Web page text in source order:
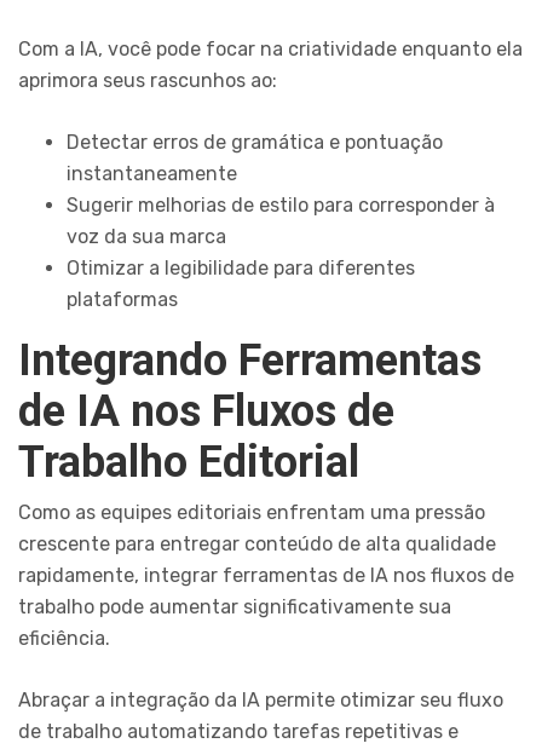
Com a IA, você pode focar na criatividade enquanto ela
aprimora seus rascunhos ao:
Detectar erros de gramática e pontuação
instantaneamente
Sugerir melhorias de estilo para corresponder à
voz da sua marca
Otimizar a legibilidade para diferentes
plataformas
Integrando Ferramentas
de IA nos Fluxos de
Trabalho Editorial
Como as equipes editoriais enfrentam uma pressão
crescente para entregar conteúdo de alta qualidade
rapidamente, integrar ferramentas de IA nos fluxos de
trabalho pode aumentar significativamente sua
eficiência.
Abraçar a integração da IA permite otimizar seu fluxo
de trabalho automatizando tarefas repetitivas e